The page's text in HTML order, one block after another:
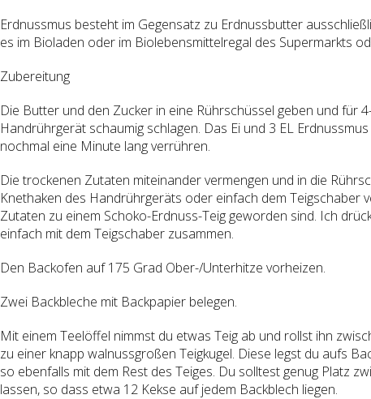
Erdnussmus besteht im Gegensatz zu Erdnussbutter
es im Bioladen oder im Biolebensmittelregal des Supermarkts
Zubereitung
Die Butter und den Zucker in eine Rührschüssel geben und für
Handrührgerät schaumig schlagen. Das Ei und 3 EL
nochmal eine Minute lang verrühren.
Die trockenen Zutaten miteinander vermengen und in die
Knethaken des Handrührgeräts oder einfach dem Teigschaber
Zutaten zu einem Schoko-Erdnuss-Teig geworden sind. Ich
einfach mit dem Teigschaber zusammen.
Den Backofen auf 175 Grad Ober-/Unterhitze vorheizen.
Zwei Backbleche mit Backpapier belegen.
Mit einem Teelöffel nimmst du etwas Teig ab und rollst ihn
zu einer knapp walnussgroßen Teigkugel. Diese legst du aufs
so ebenfalls mit dem Rest des Teiges. Du solltest genug Platz
lassen, so dass etwa 12 Kekse auf jedem Backblech liegen.